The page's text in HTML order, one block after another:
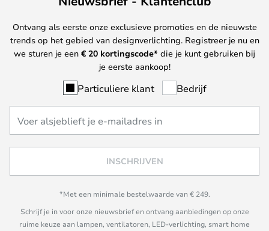
Ontvang als eerste onze exclusieve promoties en de nieuwste
trends op het gebied van designverlichting. Registreer je nu en
we sturen je een € 20 kortingscode* die je kunt gebruiken bij
je eerste aankoop!
Particuliere klant Bedrijf
INSCHRIJVEN
*Met een minimale bestelwaarde van € 249.
Schrijf je in voor onze nieuwsbrief en ontvang aanbiedingen op onze
ruime keuze aan lampen, ventilatoren, LED-verlichting, smart home